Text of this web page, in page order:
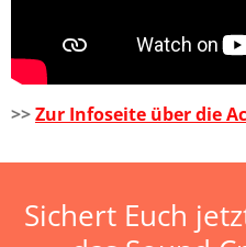
>>Zur Infoseite über die
Sichert Euch